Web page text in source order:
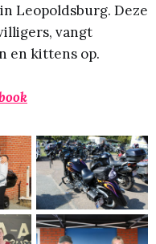
Leopoldsburg. Deze
vangt
en kittens op.